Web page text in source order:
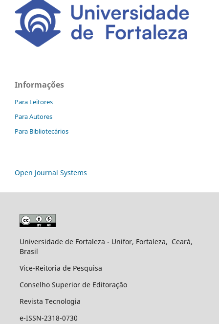
Informações
Para Leitores
Para Autores
Para Bibliotecários
Open Journal Systems
Universidade de Fortaleza - Unifor, Fortaleza, Ceará,
Brasil
Vice-Reitoria de Pesquisa
Conselho Superior de Editoração
Revista Tecnologia
e-ISSN-2318-0730